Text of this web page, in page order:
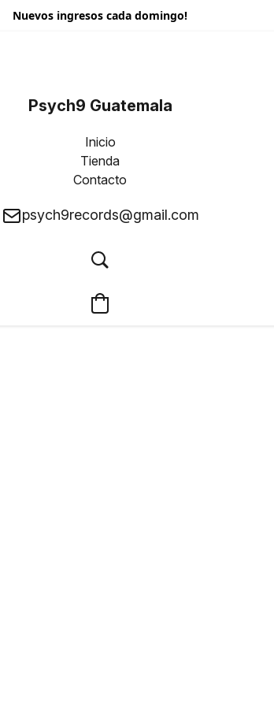
Nuevos ingresos cada domingo!
Psych9 Guatemala
Inicio
Tienda
Contacto
psych9records@gmail.com